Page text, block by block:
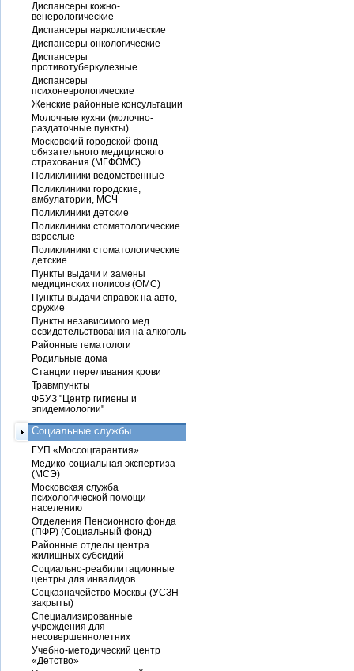
Диспансеры кожно-
венерологические
Диспансеры наркологические
Диспансеры онкологические
Диспансеры
противотуберкулезные
Диспансеры
психоневрологические
Женские районные консультации
Молочные кухни (молочно-
раздаточные пункты)
Московский городской фонд
обязательного медицинского
страхования (МГФОМС)
Поликлиники ведомственные
Поликлиники городские,
амбулатории, МСЧ
Поликлиники детские
Поликлиники стоматологические
взрослые
Поликлиники стоматологические
детские
Пункты выдачи и замены
медицинских полисов (ОМС)
Пункты выдачи справок на авто,
оружие
Пункты независимого мед.
освидетельствования на алкоголь
Районные гематологи
Родильные дома
Станции переливания крови
Травмпункты
ФБУЗ "Центр гигиены и
эпидемиологии"
Социальные службы
ГУП «Моссоцгарантия»
Медико-социальная экспертиза
(МСЭ)
Московская служба
психологической помощи
населению
Отделения Пенсионного фонда
(ПФР) (Социальный фонд)
Районные отделы центра
жилищных субсидий
Социально-реабилитационные
центры для инвалидов
Соцказначейство Москвы (УСЗН
закрыты)
Специализированные
учреждения для
несовершеннолетних
Учебно-методический центр
«Детство»